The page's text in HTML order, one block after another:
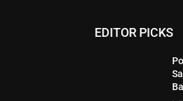
EDITOR PICKS